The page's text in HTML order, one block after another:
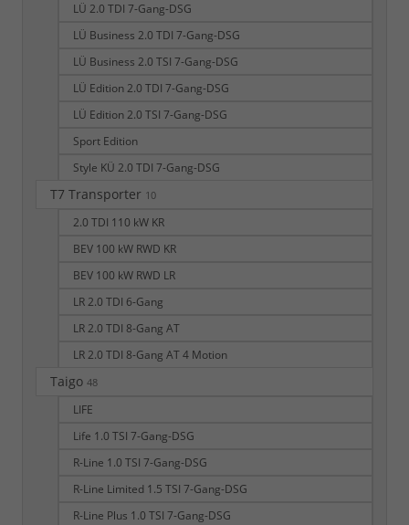
LÜ 2.0 TDI 7-Gang-DSG
LÜ Business 2.0 TDI 7-Gang-DSG
LÜ Business 2.0 TSI 7-Gang-DSG
LÜ Edition 2.0 TDI 7-Gang-DSG
LÜ Edition 2.0 TSI 7-Gang-DSG
Sport Edition
Style KÜ 2.0 TDI 7-Gang-DSG
T7 Transporter 10
2.0 TDI 110 kW KR
BEV 100 kW RWD KR
BEV 100 kW RWD LR
LR 2.0 TDI 6-Gang
LR 2.0 TDI 8-Gang AT
LR 2.0 TDI 8-Gang AT 4 Motion
Taigo 48
LIFE
Life 1.0 TSI 7-Gang-DSG
R-Line 1.0 TSI 7-Gang-DSG
R-Line Limited 1.5 TSI 7-Gang-DSG
R-Line Plus 1.0 TSI 7-Gang-DSG